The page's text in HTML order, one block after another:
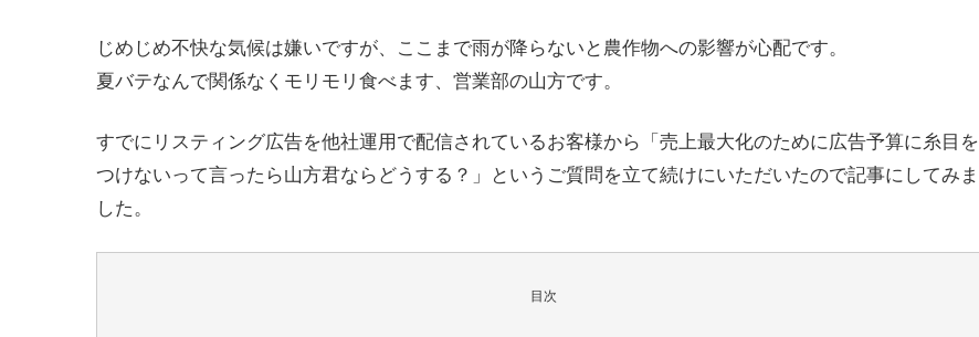
じめじめ不快な気候は嫌いですが、ここまで雨が降らないと農作物への影響が心配です。
夏バテなんで関係なくモリモリ食べます、営業部の山方です。
すでにリスティング広告を他社運用で配信されているお客様から「売上最大化のために広告予算に糸目を
つけないって言ったら山方君ならどうする？」というご質問を立て続けにいただいたので記事にしてみま
した。
目次